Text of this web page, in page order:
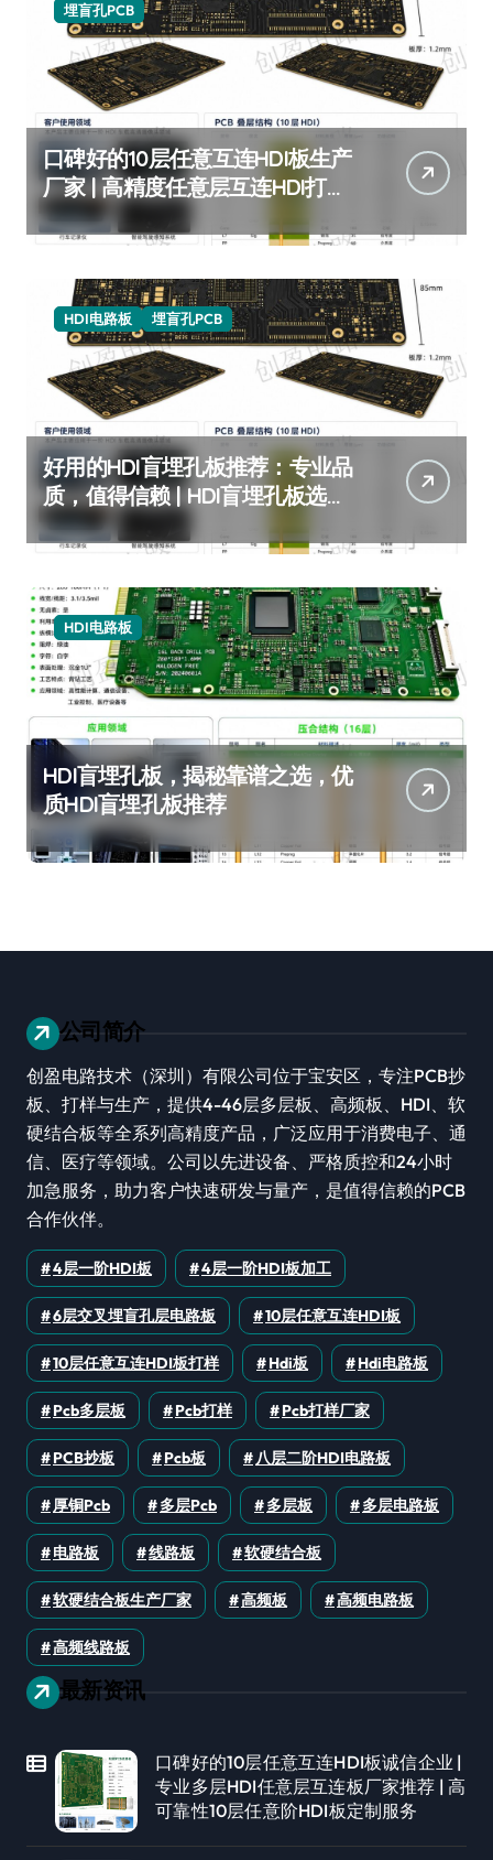
埋盲孔PCB
口碑好的10层任意互连HDI板生产
厂家 | 高精度任意层互连HDI打样
批量 | 10层HDI板厂家推荐
HDI电路板 埋盲孔PCB
好用的HDI盲埋孔板推荐：专业品
质，值得信赖 | HDI盲埋孔板选购
指南
HDI电路板
HDI盲埋孔板，揭秘靠谱之选，优
质HDI盲埋孔板推荐
公司简介
创盈电路技术（深圳）有限公司位于宝安区，专注PCB抄
板、打样与生产，提供4-46层多层板、高频板、HDI、软
硬结合板等全系列高精度产品，广泛应用于消费电子、通
信、医疗等领域。公司以先进设备、严格质控和24小时
加急服务，助力客户快速研发与量产，是值得信赖的PCB
合作伙伴。
4层一阶HDI板 4层一阶HDI板加工
6层交叉埋盲孔层电路板 10层任意互连HDI板
10层任意互连HDI板打样 Hdi板 Hdi电路板
Pcb多层板 Pcb打样 Pcb打样厂家
PCB抄板 Pcb板 八层二阶HDI电路板
厚铜pcb 多层pcb 多层板 多层电路板
电路板 线路板 软硬结合板
软硬结合板生产厂家 高频板 高频电路板
高频线路板
最新资讯
口碑好的10层任意互连HDI板诚信企业 |
专业多层HDI任意层互连板厂家推荐 | 高
可靠性10层任意阶HDI板定制服务